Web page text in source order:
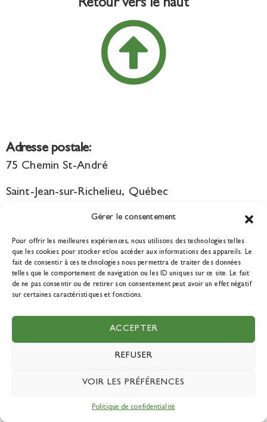
Gérer le consentement
Pour offrir les meilleures expériences, nous utilisons des technologies telles
que les cookies pour stocker et/ou accéder aux informations des appareils. Le
fait de consentir à ces technologies nous permettra de traiter des données
telles que le comportement de navigation ou les ID uniques sur ce site. Le fait
de ne pas consentir ou de retirer son consentement peut avoir un effet négatif
sur certaines caractéristiques et fonctions.
ACCEPTER
REFUSER
VOIR LES PRÉFÉRENCES
Politique de confidentialité
Retour vers le haut
Adresse postale:
75 Chemin St-André
Saint-Jean-sur-Richelieu, Québec
Courriel:
info@tourismedurable.quebec
NOUS JOINDRE
DEVENIR MEMBRE